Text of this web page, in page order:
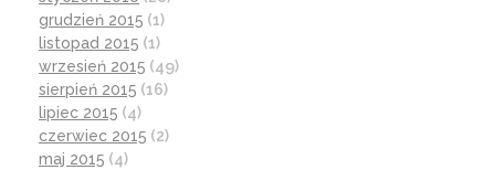
grudzień 2015 (1)
listopad 2015 (1)
wrzesień 2015 (49)
sierpień 2015 (16)
lipiec 2015 (4)
czerwiec 2015 (2)
maj 2015 (4)